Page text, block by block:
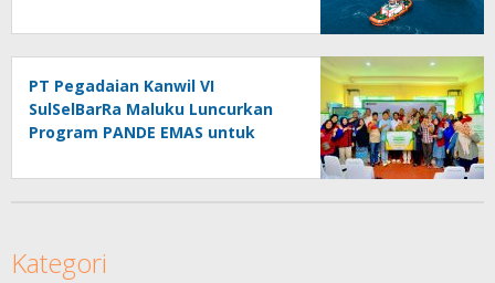
PT Pegadaian Kanwil VI
SulSelBarRa Maluku Luncurkan
Program PANDE EMAS untuk
Masyarakat
Kategori